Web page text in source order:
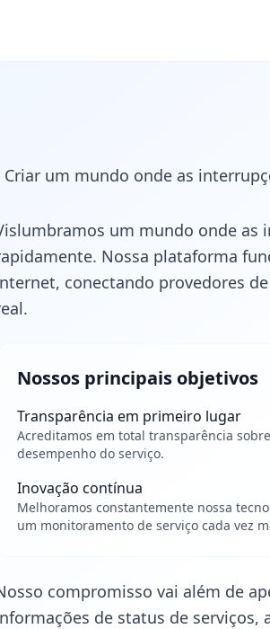
Criar um mundo onde as
um mundo onde as
Nossa plataforma
conectando provedores
Nossos principais objetivos
Transparência em primeiro lugar
Acreditamos em total transparência
desempenho do serviço.
Inovação contínua
Melhoramos constantemente nossa
um monitoramento de serviço cada vez
compromisso vai além de
de status de